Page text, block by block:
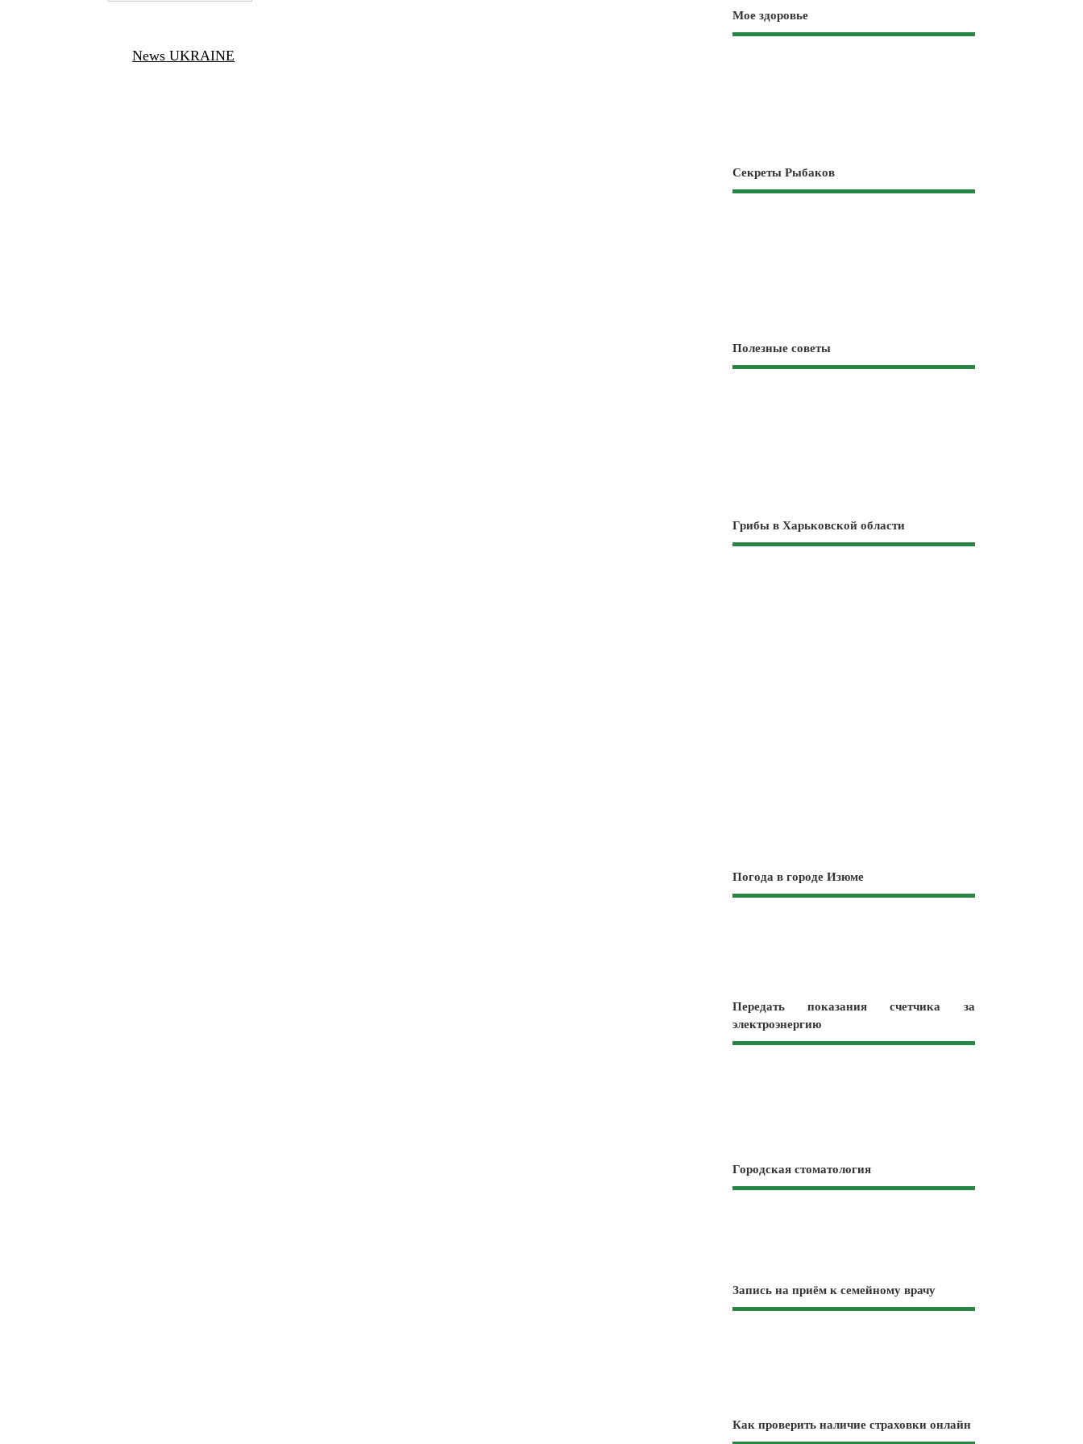
News UKRAINE
Мое здоровье
Секреты Рыбаков
Полезные советы
Грибы в Харьковской области
Погода в городе Изюме
Передать показания счетчика за
электроэнергию
Городская стоматология
Запись на приём к семейному врачу
Как проверить наличие страховки онлайн